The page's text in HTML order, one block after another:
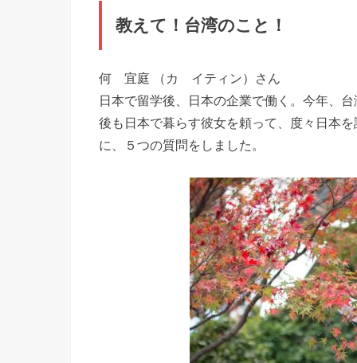
教えて！台湾のこと！
何 宜庭 （カ イティン）さん
日本で留学後、日本の企業で働く。今年、
後も日本で暮らす彼女を頼って、度々日本
に、５つの質問をしました。